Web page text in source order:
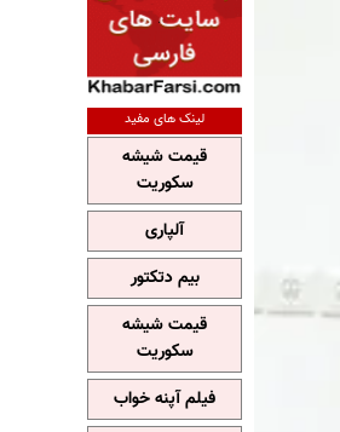
لینک های مفید
قیمت شیشه
سکوریت
آلپاری
بیم دتکتور
قیمت شیشه
سکوریت
فیلم آپنه خواب